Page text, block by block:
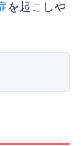
を起こしや